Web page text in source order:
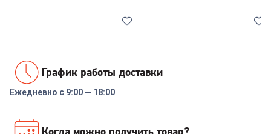
Внешний аккумулятор Tecno
Pocket S201 20000mAh 2.4A
SOUNDCORE VR P10 A3850
График работы доставки
Ежедневно с 9:00 — 18:00